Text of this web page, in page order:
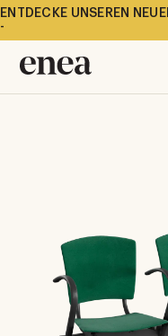
ENTDECKE UNSEREN
-